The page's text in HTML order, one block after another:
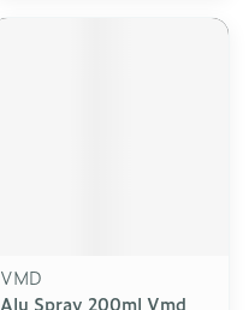
VMD
Alu Spray 200ml Vmd